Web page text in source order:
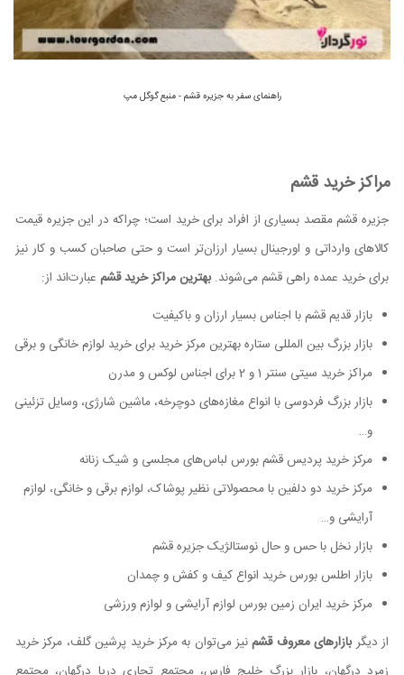
راهنمای سفر به جزیره قشم - منبع گوگل مپ
مراکز خرید قشم
جزیره قشم مقصد بسیاری از افراد برای خرید است؛ چراکه در این جزیره قیمت
کالاهای وارداتی و اورجینال بسیار ارزان‌تر است و حتی صاحبان کسب و کار نیز
برای خرید عمده راهی قشم می‌شوند.بهترین مراکز خرید قشم عبارت‌اند از:
بازار قدیم قشم با اجناس بسیار ارزان و باکیفیت
بازار بزرگ بین المللی ستاره بهترین مرکز خرید برای خرید لوازم خانگی و برقی
مراکز خرید سیتی سنتر 1 و 2 برای اجناس لوکس و مدرن
بازار بزرگ فردوسی با انواع مغازه‌های دوچرخه، ماشین شارژی، وسایل تزئینی
و…
مرکز خرید پردیس قشم بورس لباس‌های مجلسی و شیک زنانه
مرکز خرید دو دلفین با محصولاتی نظیر پوشاک، لوازم برقی و خانگی، لوازم
آرایشی و…
بازار نخل با حس و حال نوستالژیک جزیره قشم
بازار اطلس بورس خرید انواع کیف و کفش و چمدان
مرکز خرید ایران زمین بورس لوازم آرایشی و لوازم ورزشی
از دیگربازارهای معروف قشمنیز می‌توان به مرکز خرید پرشین گلف، مرکز خرید